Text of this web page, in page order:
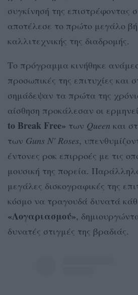
συγκίνησή της επιστρέφοντας
αποτέλεσε το πρώτο μεγάλο
καλλιτεχνικής της διαδρομής.
Το πρόγραμμα κινήθηκε
προσωπικές της επιτυχίες και
σημάδεψαν τα πρώτα της
αίσθηση προκάλεσαν οι
to Break Free» των Queen και
των Guns N' Roses,
έντονες ροκ επιρροές με τις
μουσική της πορεία.
μεγάλες δισκογραφικές της
κόσμο να τραγουδά δυνατά
«Λογαριασμού»,
δυνατές στιγμές της βραδιάς.